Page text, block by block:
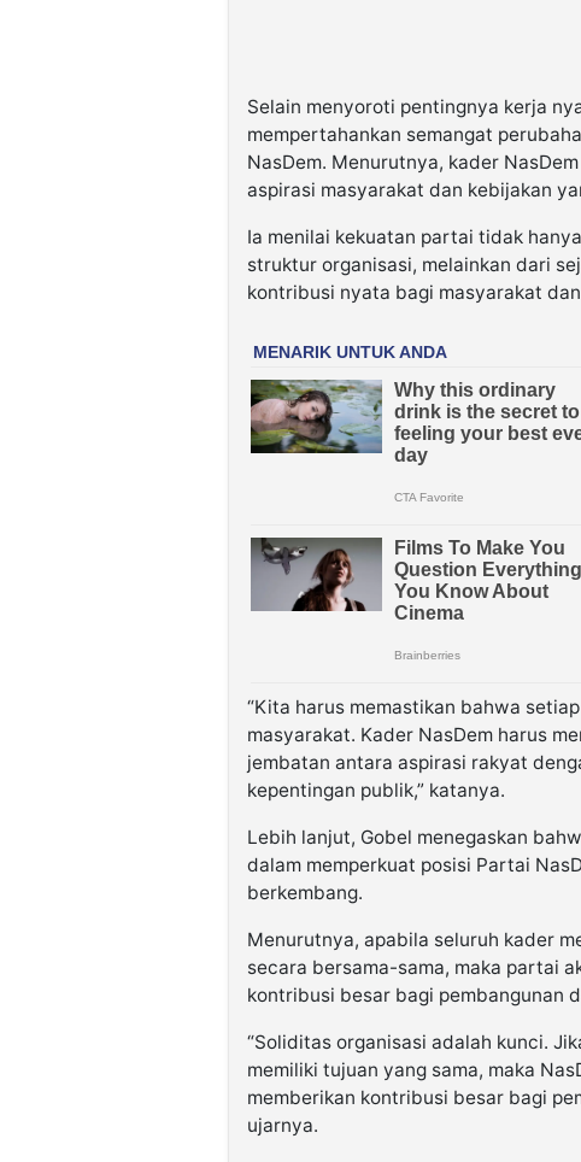
Selain menyoroti pentingnya kerja
mempertahankan semangat
NasDem. Menurutnya, kader
aspirasi masyarakat dan kebijakan
Ia menilai kekuatan partai tidak
struktur organisasi, melainkan dari
kontribusi nyata bagi masyarakat
“Kita harus memastikan bahwa
masyarakat. Kader NasDem harus
jembatan antara aspirasi rakyat
kepentingan publik,” katanya.
Lebih lanjut, Gobel menegaskan
dalam memperkuat posisi Partai
berkembang.
Menurutnya, apabila seluruh kader
secara bersama-sama, maka partai
kontribusi besar bagi pembangunan
“Soliditas organisasi adalah kunci.
memiliki tujuan yang sama, maka
memberikan kontribusi besar bagi
ujarnya.